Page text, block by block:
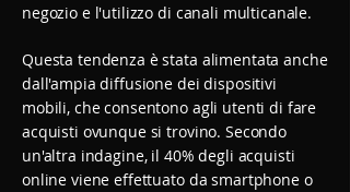
negozio e l'utilizzo di canali multicanale.
Questa tendenza è stata alimentata anche
dall'ampia diffusione dei dispositivi
mobili, che consentono agli utenti di fare
acquisti ovunque si trovino. Secondo
un'altra indagine, il 40% degli acquisti
online viene effettuato da smartphone o